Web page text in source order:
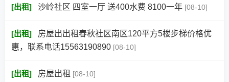
[出租] 沙岭社区 四室一厅 送400水费 8100一年 [08-10]
[出租]
房屋出出租春秋社区南区120平方5楼步梯价格优
惠，联系电话15563190890 [08-10]
[出租] 房屋出租 [08-10]